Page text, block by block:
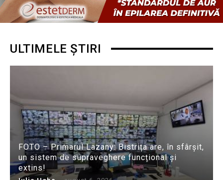
ULTIMELE ȘTIRI
FOTO – Primarul Lazany: Bistrița are, în sfârșit,
un sistem de supraveghere funcțional și
extins!